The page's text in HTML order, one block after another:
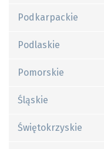
Podkarpackie
Podlaskie
Pomorskie
Śląskie
Świętokrzyskie